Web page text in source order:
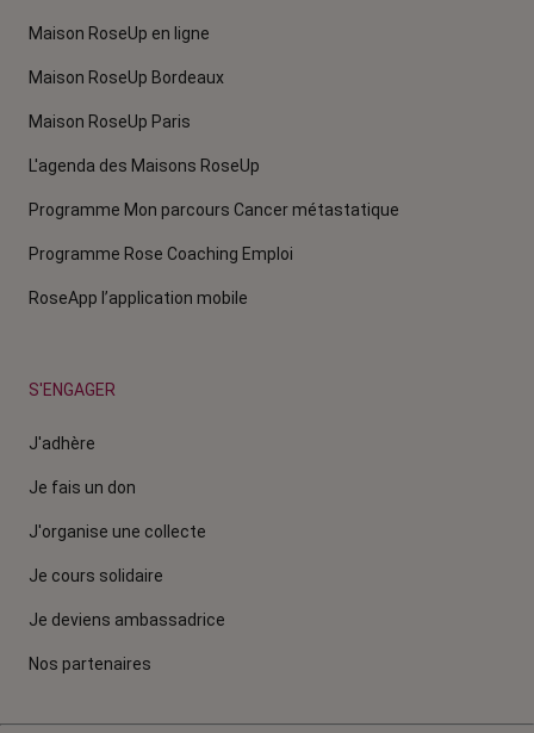
Maison RoseUp en ligne
Maison RoseUp Bordeaux
Maison RoseUp Paris
L'agenda des Maisons RoseUp
Programme Mon parcours Cancer métastatique
Programme Rose Coaching Emploi
RoseApp l’application mobile
S'ENGAGER
J'adhère
Je fais un don
J'organise une collecte
Je cours solidaire
Je deviens ambassadrice
Nos partenaires